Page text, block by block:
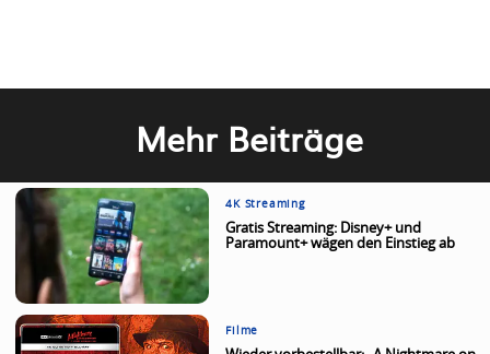
Mehr Beiträge
4K Streaming
Gratis Streaming: Disney+ und
Paramount+ wägen den Einstieg ab
Filme